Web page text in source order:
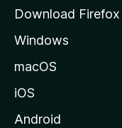
á
r
Download Firefox
Windows
macOS
iOS
Android